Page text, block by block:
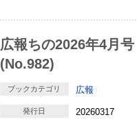
広報ちの2026年4月号
(No.982)
ブックカテゴリ 広報
発行日 20260317